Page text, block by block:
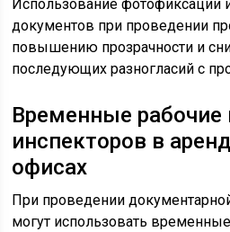
Использование фотофиксации
документов при проведении
повышению прозрачности и
последующих разногласий с
Временные рабочие
инспекторов в
офисах
При проведении
могут использовать